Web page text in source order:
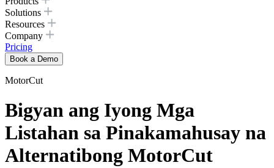
Solutions
Resources
Company
Pricing
Book a Demo
MotorCut
Bigyan ang Iyong Mga
Listahan sa Pinakamahusay na
Alternatibong MotorCut